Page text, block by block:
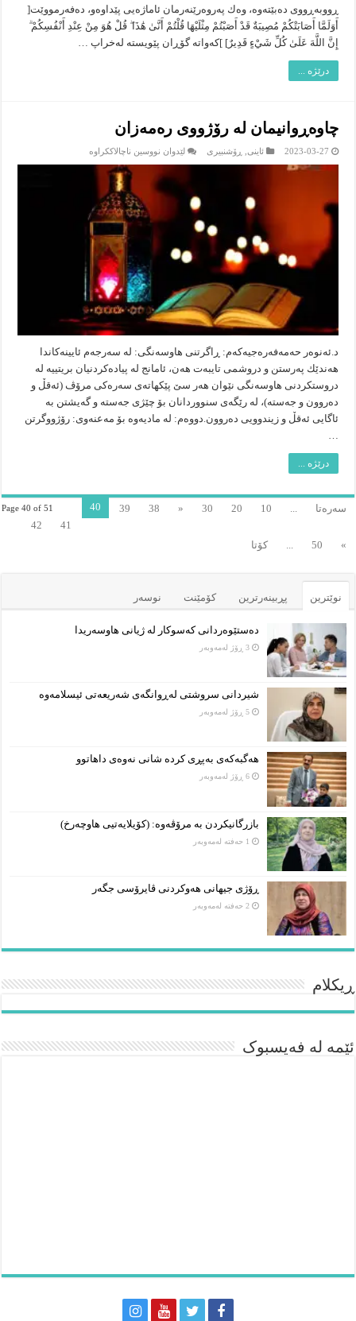
ڕووبه‌ڕووى ده‌بێته‌وه‌، وه‌ك په‌روه‌رێنه‌رمان ئاماژه‌یى پێداوه‌و، ده‌فه‌رمووێت[
أَوَلَمَّا أَصَابَتْكُمْ مُصِيبَةٌ قَدْ أَصَبْتُمْ مِثْلَيْهَا قُلْتُمْ أَنَّىٰ هَٰذَا ۖ قُلْ هُوَ مِنْ عِنْدِ أَنْفُسِكُمْ ۗ
إِنَّ اللَّهَ عَلَىٰ كُلِّ شَيْءٍ قَدِيرٌ] ]كه‌واته‌ گۆڕان پێویسته‌ له‌خراپ …
درێژە ...
چاوه‌ڕوانیمان له‌ رۆژووی ره‌مه‌زان
2023-03-27 ئاینى ڕۆشنبیرى لێدوان نووسین ناچالاککراوە
د.ئه‌نوه‌ر حه‌مه‌فه‌ره‌جیه‌كه‌م: ڕاگرتنی هاوسه‌نگی: له‌ سه‌رجه‌م ئایینه‌كاندا
هه‌ندێك په‌رستن و دروشمی تایبه‌ت هه‌ن، ئامانج له‌ پیاده‌كردنیان بریتییه‌ له‌
دروستكردنی هاوسه‌نگی نێوان هه‌ر سێ پێكهاته‌ى سه‌ره‌كی مرۆڤ (ئه‌قڵ و
ده‌روون و جه‌سته‌)، له‌ رێگه‌ى سنووردانان بۆ چێژی جه‌سته‌ و گه‌یشتن به‌
ئاگایی ئه‌قڵ و زیندوویی ده‌روون.دووه‌م: له‌ مادیه‌وه‌ بۆ مه‌عنه‌وی: رۆژووگرتن
…
درێژە ...
Page 40 of 51 سەرەتا ...
10
20
30
«
38
39
40
41
42
»
50
... کۆتا
نوێترین پڕبینەرترین کۆمێنت نوسەر
دەستێوەردانی کەسوکار لە ژیانی هاوسەریدا
3 ڕۆژ لەمەوبەر
شیردانی سروشتی لەڕوانگەی شەریعەتی ئیسلامەوە
5 ڕۆژ لەمەوبەر
هەگبەکەی بەپڕی کردە شانی نەوەی داهاتوو
6 ڕۆژ لەمەوبەر
بازرگانیکردن بە مرۆڤەوە: (کۆیلایەتیی هاوچەرخ)
1 حەفتە لەمەوبەر
ڕۆژی جیهانی هەوکردنی ڤایرۆسی جگەر
2 حەفتە لەمەوبەر
ڕیکلام
ئێمە لە فەیسبوک